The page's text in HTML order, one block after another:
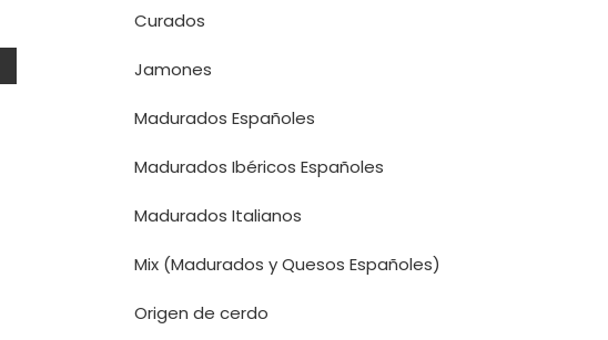
Curados
Jamones
Madurados Españoles
Madurados Ibéricos Españoles
Madurados Italianos
Mix (Madurados y Quesos Españoles)
Origen de cerdo